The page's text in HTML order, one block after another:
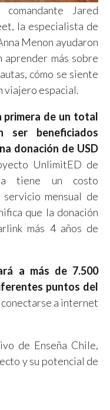
Jared
la especialista de
Menon ayudaron
aprender más sobre
cómo se siente
viajero espacial.
primera de un total
ser beneficiados
donación de USD
UnlimitED de
tiene un costo
mensual de
que la donación
más 4 años de
a más de 7.500
puntos del
conectarse a internet
de Enseña Chile,
y su potencial de